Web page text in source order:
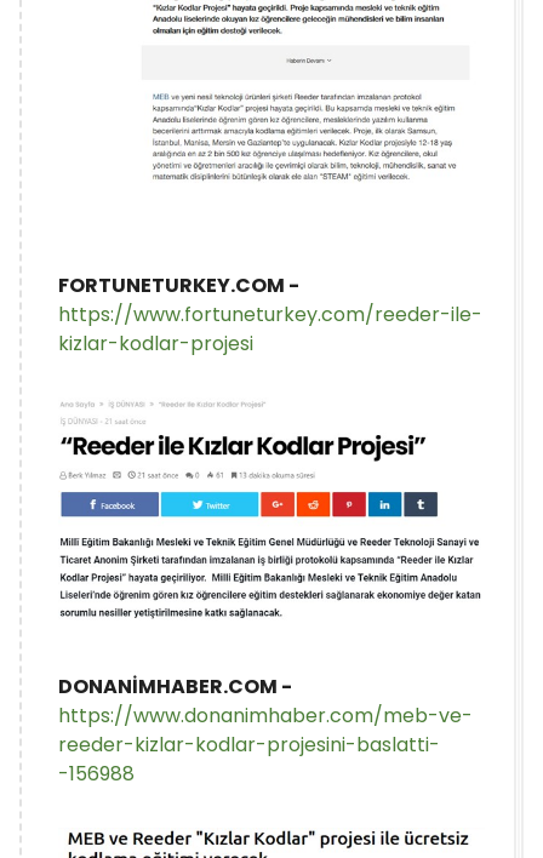
FORTUNETURKEY.COM -
https://www.fortuneturkey.com/reeder-ile-
kizlar-kodlar-projesi
DONANİMHABER.COM -
https://www.donanimhaber.com/meb-ve-
reeder-kizlar-kodlar-projesini-baslatti-
-156988